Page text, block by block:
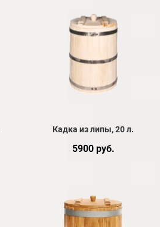
Кадка из липы, 20 л.
5900 руб.